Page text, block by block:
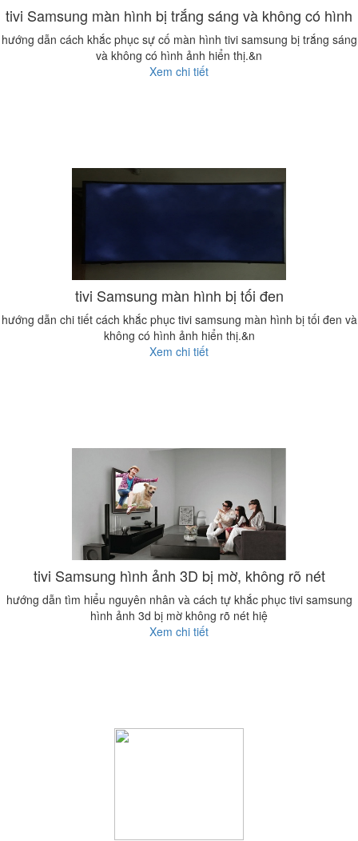
tivi Samsung màn hình bị trắng sáng và không có hình
hướng dẫn cách khắc phục sự cố màn hình tivi samsung bị trắng sáng
và không có hình ảnh hiển thị.&n
Xem chi tiết
tivi Samsung màn hình bị tối đen
hướng dẫn chi tiết cách khắc phục tivi samsung màn hình bị tối đen và
không có hình ảnh hiển thị.&n
Xem chi tiết
tivi Samsung hình ảnh 3D bị mờ, không rõ nét
hướng dẫn tìm hiểu nguyên nhân và cách tự khắc phục tivi samsung
hình ảnh 3d bị mờ không rõ nét hiệ
Xem chi tiết